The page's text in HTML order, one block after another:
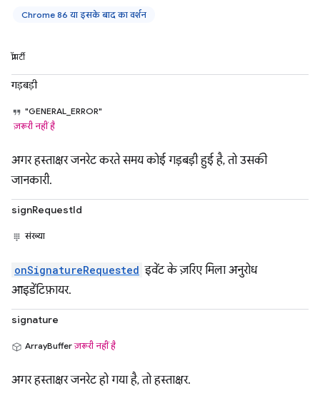
Chrome 86 या इसके बाद का वर्शन
प्रॉपर्टी
गड़बड़ी
"GENERAL_ERROR"
ज़रूरी नहीं है
अगर हस्ताक्षर जनरेट करते समय कोई गड़बड़ी हुई है, तो उसकी
जानकारी.
signRequestId
संख्या
onSignatureRequested इवेंट के ज़रिए मिला अनुरोध
आइडेंटिफ़ायर.
signature
ArrayBufferज़रूरी नहीं है
अगर हस्ताक्षर जनरेट हो गया है, तो हस्ताक्षर.